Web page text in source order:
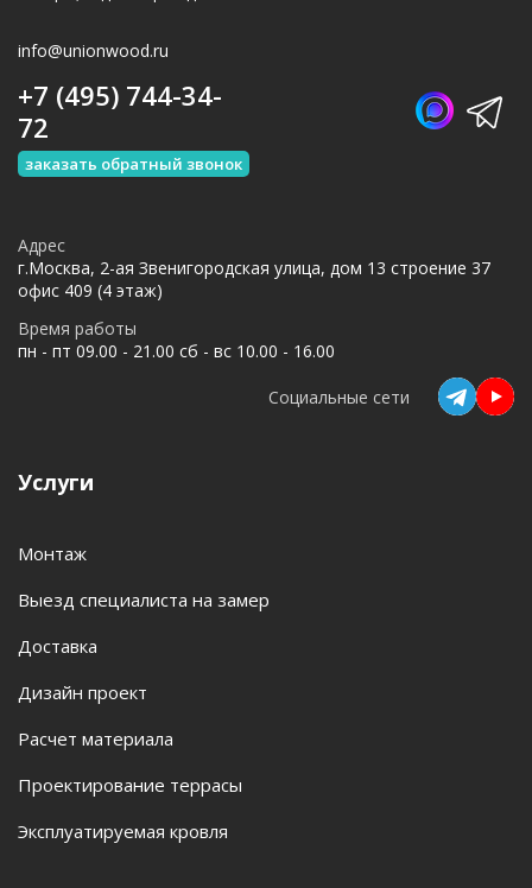
info@unionwood.ru
Услуги
Монтаж
Выезд специалиста на замер
Доставка
Дизайн проект
Расчет материала
Проектирование террасы
Эксплуатируемая кровля
+7 (495) 744-34-
72
заказать обратный звонок
Адрес
г.Москва, 2-ая Звенигородская улица, дом 13 строение 37
офис 409 (4 этаж)
Время работы
пн - пт 09.00 - 21.00 сб - вс 10.00 - 16.00
Социальные сети